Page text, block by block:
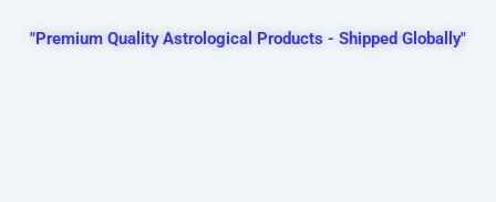
"Premium Quality Astrological Products - Shipped Globally"